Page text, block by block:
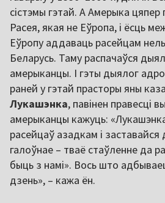
сістэмы гэтай. А Амерыка
Расея, якая не Еўропа, і ёсць
Еўропу аддаваць расейцам
Беларусь. Таму распачаўся
амерыканцы. І гэты дыялог
раней у гэтай прасторы яны
Лукашэнка, павінен правесці
амерыканцы кажуць:
расейцаў азадкам і
галоўнае – тваё стаўленне да
быць з намі». Вось што
дзень», – кажа ён.